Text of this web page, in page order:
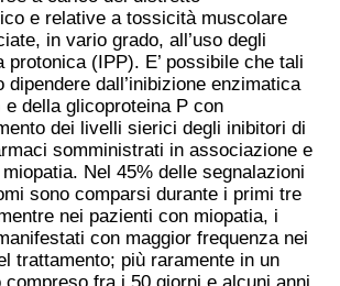
e relative a tossicità muscolare
in vario grado, all’uso degli
protonica (IPP). E’ possibile che tali
dipendere dall’inibizione enzimatica
e della glicoproteina P con
dei livelli sierici degli inibitori di
somministrati in associazione e
Nel 45% delle segnalazioni
sono comparsi durante i primi tre
nei pazienti con miopatia, i
con maggior frequenza nei
trattamento; più raramente in un